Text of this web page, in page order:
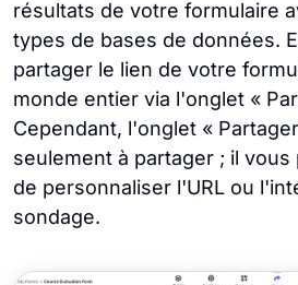
résultats de votre formulaire
types de bases de données.
partager le lien de votre
monde entier via l'onglet «
Cependant, l'onglet «
seulement à partager ; il
de personnaliser l'URL ou
sondage.